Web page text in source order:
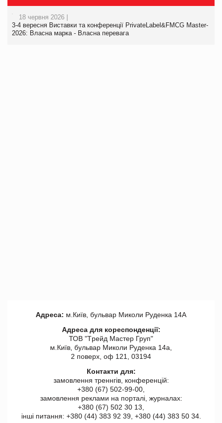
18 червня 2026 |
3-4 вересня Виставки та конференції PrivateLabel&FMCG Master-
2026: Власна марка - Власна перевага
Адреса: м.Київ, бульвар Миколи Руденка 14А
Адреса для кореспонденції:
ТОВ "Tрейд Мастер Груп"
м.Київ, бульвар Миколи Руденка 14а,
2 поверх, оф 121, 03194
Контакти для:
замовлення треннгів, конференцій:
+380 (67) 502-99-00,
замовлення реклами на порталі, журналах:
+380 (67) 502 30 13,
інші питання: +380 (44) 383 92 39, +380 (44) 383 50 34.